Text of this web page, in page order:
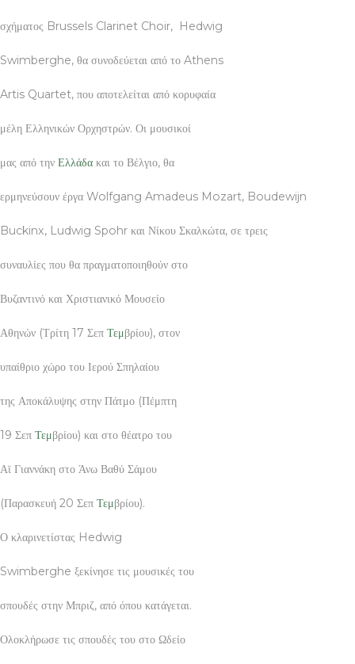
σχήματος Brussels Clarinet Choir, Hedwig
Swimberghe, θα συνοδεύεται από το Athens
Artis Quartet, που αποτελείται από κορυφαία
μέλη Ελληνικών Ορχηστρών. Οι μουσικοί
μας από την Ελλάδα και το Βέλγιο, θα
ερμηνεύσουν έργα Wolfgang Amadeus Mozart, Boudewijn
Buckinx, Ludwig Spohr και Νίκου Σκαλκώτα, σε τρεις
συναυλίες που θα πραγματοποιηθούν στο
Βυζαντινό και Χριστιανικό Μουσείο
Αθηνών (Τρίτη 17 Σεπ Τεμβρίου), στον
υπαίθριο χώρο του Ιερού Σπηλαίου
της Αποκάλυψης στην Πάτμο (Πέμπτη
19 Σεπ Τεμβρίου) και στο θέατρο του
Αϊ Γιαννάκη στο Άνω Βαθύ Σάμου
(Παρασκευή 20 Σεπ Τεμβρίου).
Ο κλαρινετίστας Hedwig
Swimberghe ξεκίνησε τις μουσικές του
σπουδές στην Μπριζ, από όπου κατάγεται.
Ολοκλήρωσε τις σπουδές του στο Ωδείο